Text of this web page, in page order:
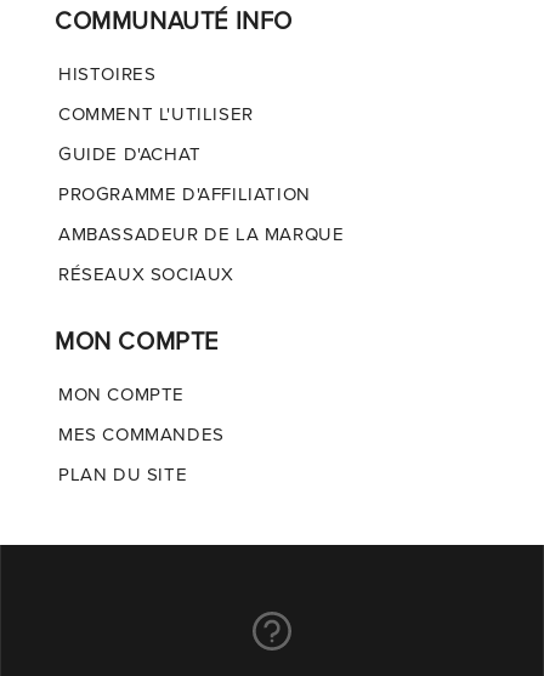
COMMUNAUTÉ INFO
HISTOIRES
COMMENT L'UTILISER
GUIDE D'ACHAT
PROGRAMME D'AFFILIATION
AMBASSADEUR DE LA MARQUE
RÉSEAUX SOCIAUX
MON COMPTE
MON COMPTE
MES COMMANDES
PLAN DU SITE